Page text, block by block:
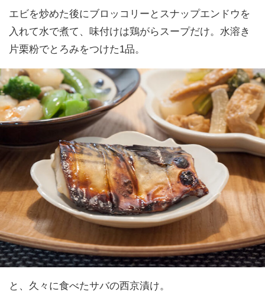
エビを炒めた後にブロッコリーとスナップエンドウを
入れて水で煮て、味付けは鶏がらスープだけ。水溶き
片栗粉でとろみをつけた1品。
と、久々に食べたサバの西京漬け。